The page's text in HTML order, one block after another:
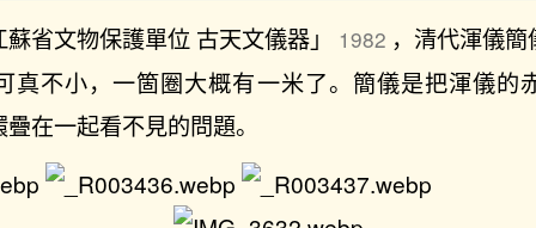
省文物保護單位 古天文儀器」 1982 ，清代渾儀
真不小，一箇圈大概有一米了。簡儀是把渾儀的
在一起看不見的問題。